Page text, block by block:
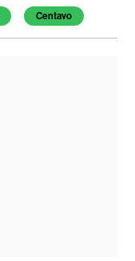
Centavo